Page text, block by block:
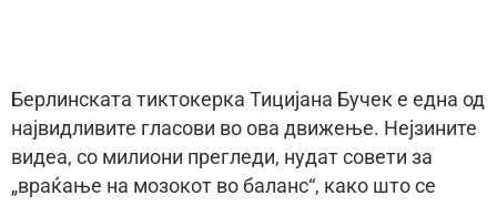
Берлинската тиктокерка Тицијана Бучек е една од
највидливите гласови во ова движење. Нејзините
видеа, со милиони прегледи, нудат совети за
„враќање на мозокот во баланс“, како што се